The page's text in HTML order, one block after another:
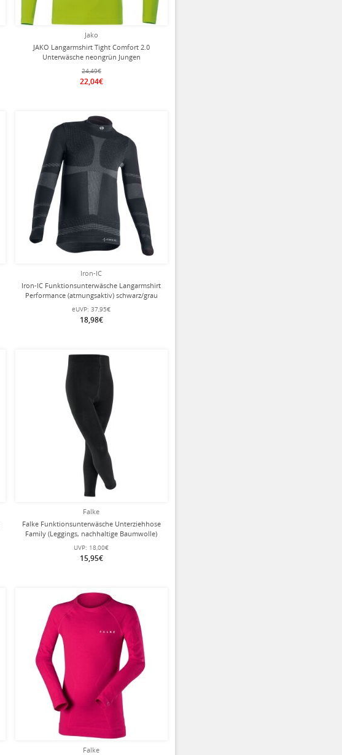
Jako
JAKO Langarmshirt Tight Comfort 2.0
Unterwäsche neongrün Jungen
24,49€
22,04€
Iron-IC
Iron-IC Funktionsunterwäsche Langarmshirt
Performance (atmungsaktiv) schwarz/grau
eUVP: 37,95€
18,98€
Falke
Falke Funktionsunterwäsche Unterziehhose
Family (Leggings, nachhaltige Baumwolle)
UVP: 18,00€
15,95€
Falke